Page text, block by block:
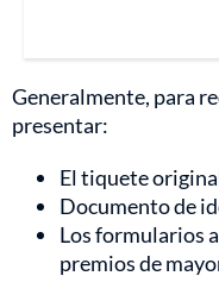
Generalmente, para
presentar:
El tiquete
Documento de
Los formularios
premios de